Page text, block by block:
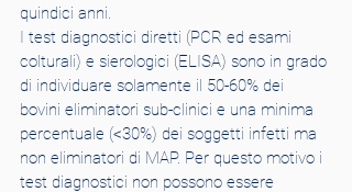
quindici anni.
I test diagnostici diretti (PCR ed esami
colturali) e sierologici (ELISA) sono in grado
di individuare solamente il 50-60% dei
bovini eliminatori sub-clinici e una minima
percentuale (<30%) dei soggetti infetti ma
non eliminatori di MAP. Per questo motivo i
test diagnostici non possono essere